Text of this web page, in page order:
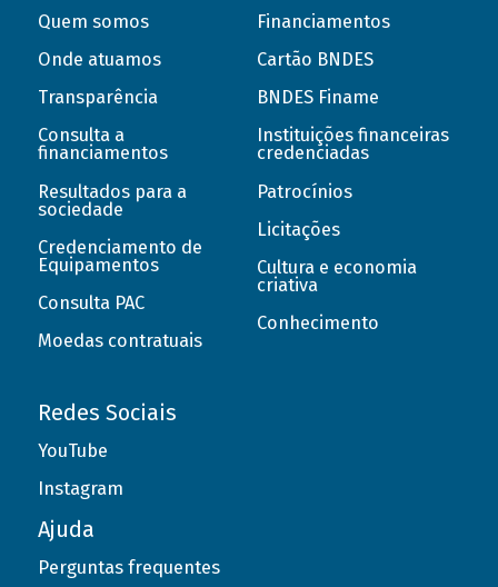
Quem somos
Onde atuamos
Transparência
Consulta a
financiamentos
Resultados para a
sociedade
Credenciamento de
Equipamentos
Consulta PAC
Moedas contratuais
Financiamentos
Cartão BNDES
BNDES Finame
Instituições financeiras
credenciadas
Patrocínios
Licitações
Cultura e economia
criativa
Conhecimento
Redes Sociais
YouTube
Instagram
Ajuda
Perguntas frequentes